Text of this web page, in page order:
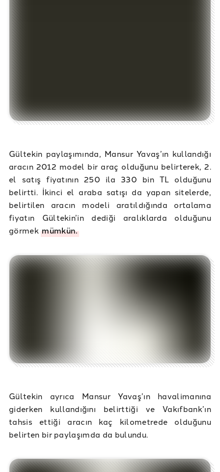
Gültekin paylaşımında, Mansur Yavaş’ın kullandığı
aracın 2012 model bir araç olduğunu belirterek, 2.
el satış fiyatının 250 ila 330 bin TL olduğunu
belirtti. İkinci el araba satışı da yapan sitelerde,
belirtilen aracın modeli aratıldığında ortalama
fiyatın Gültekin’in dediği aralıklarda olduğunu
görmekmümkün.
Gültekin ayrıca Mansur Yavaş’ın havalimanına
giderken kullandığını belirttiği ve Vakıfbank’ın
tahsis ettiği aracın kaç kilometrede olduğunu
belirten bir paylaşımda da bulundu.